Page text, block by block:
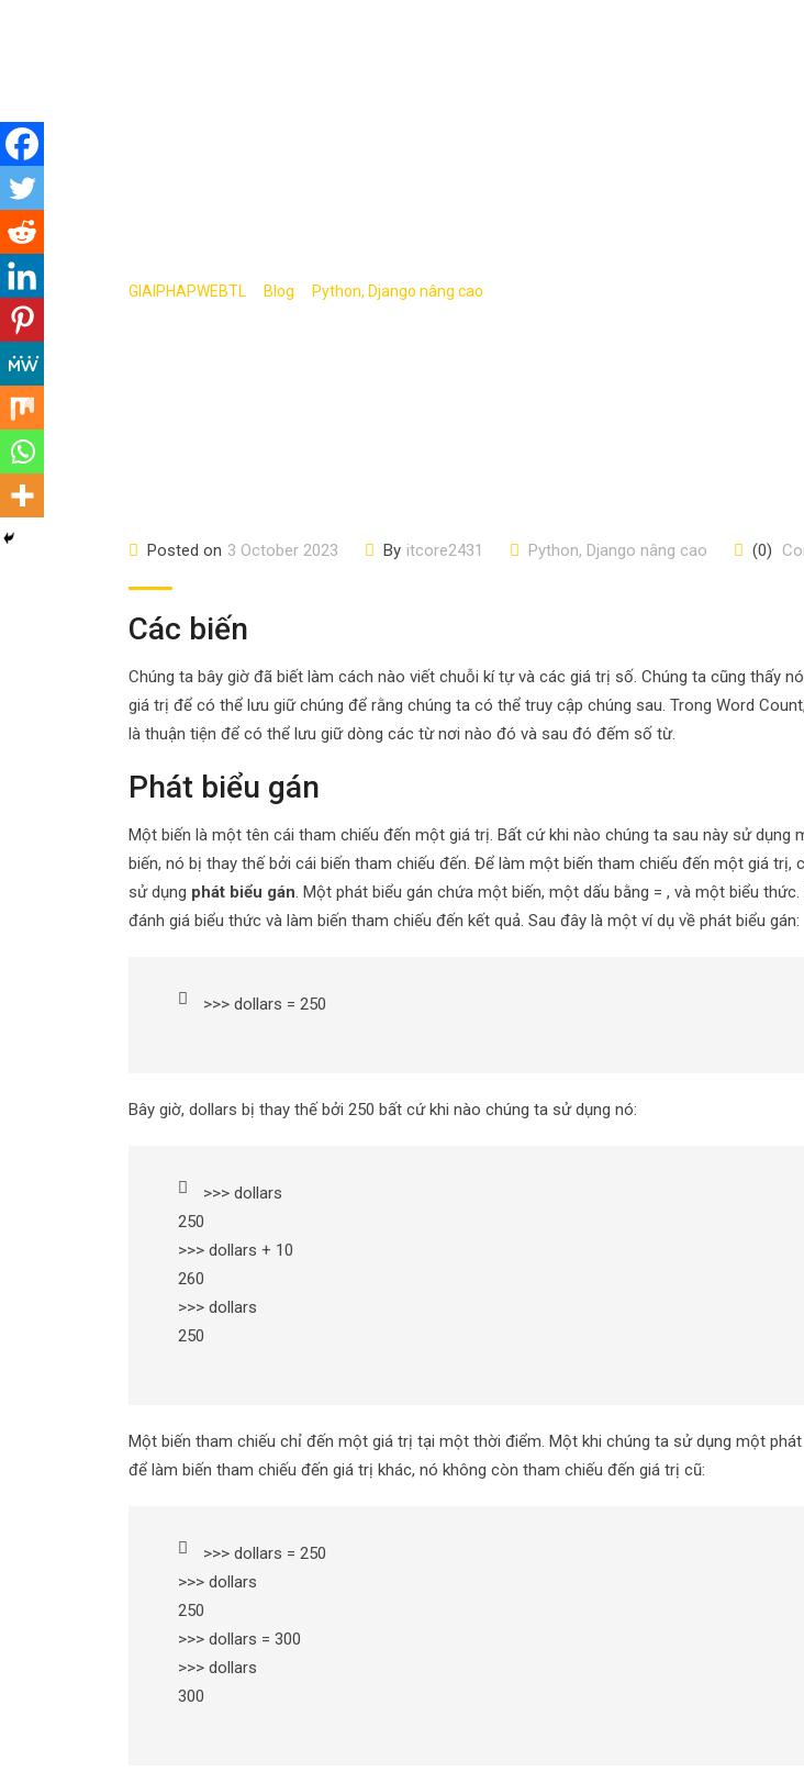
GIAIPHAPWEBTL Blog Python, Django nâng cao
Posted on 3 October 2023 By itcore2431 Python, Django nâng cao (0)
Các biến
Chúng ta bây giờ đã biết làm cách nào viết chuỗi kí tự và các giá trị số. Chúng ta cũng thấy
giá trị để có thể lưu giữ chúng để rằng chúng ta có thể truy cập chúng sau. Trong Word
là thuận tiện để có thể lưu giữ dòng các từ nơi nào đó và sau đó đếm số từ.
Phát biểu gán
Một biến là một tên cái tham chiếu đến một giá trị. Bất cứ khi nào chúng ta sau này sử dụng
biến, nó bị thay thế bởi cái biến tham chiếu đến. Để làm một biến tham chiếu đến một giá trị,
sử dụng phát biểu gán. Một phát biểu gán chứa một biến, một dấu bằng = , và một biểu thức.
đánh giá biểu thức và làm biến tham chiếu đến kết quả. Sau đây là một ví dụ về phát biểu gán:
>>> dollars = 250
Bây giờ, dollars bị thay thế bởi 250 bất cứ khi nào chúng ta sử dụng nó:
>>> dollars
250
>>> dollars + 10
260
>>> dollars
250
Một biến tham chiếu chỉ đến một giá trị tại một thời điểm. Một khi chúng ta sử dụng một phát
để làm biến tham chiếu đến giá trị khác, nó không còn tham chiếu đến giá trị cũ:
>>> dollars = 250
>>> dollars
250
>>> dollars = 300
>>> dollars
300